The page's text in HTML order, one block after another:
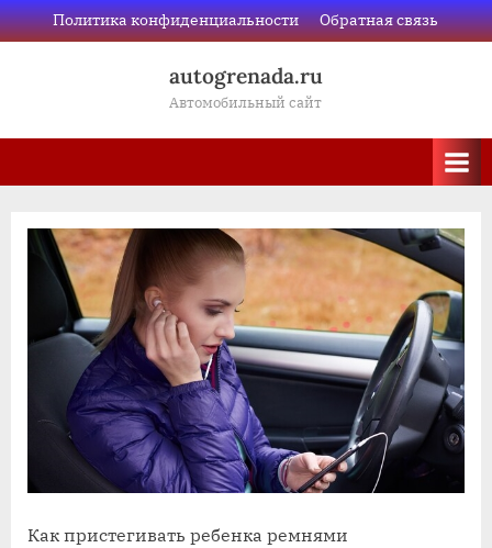
Skip
to
Политика конфиденциальности Обратная связь
autogrenada.ru
Автомобильный сайт
Как пристегивать ребенка ремнями